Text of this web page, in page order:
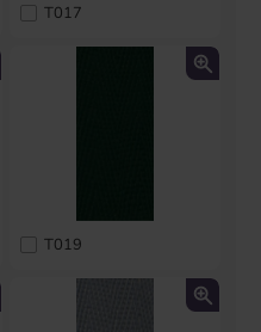
T017
T019